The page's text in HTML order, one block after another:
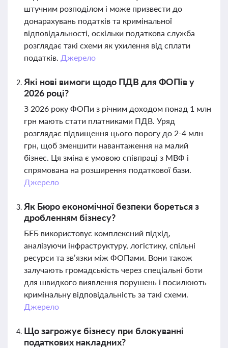
штучним розподілом і може призвести до
донарахувань податків та кримінальної
відповідальності, оскільки податкова служба
розглядає такі схеми як ухилення від сплати
податків. Джерело
Які нові вимоги щодо ПДВ для ФОПів у
2026 році?
З 2026 року ФОПи з річним доходом понад 1 млн
грн мають стати платниками ПДВ. Уряд
розглядає підвищення цього порогу до 2-4 млн
грн, щоб зменшити навантаження на малий
бізнес. Ця зміна є умовою співпраці з МВФ і
спрямована на розширення податкової бази.
Джерело
Як Бюро економічної безпеки бореться з
дробленням бізнесу?
БЕБ використовує комплексний підхід,
аналізуючи інфраструктуру, логістику, спільні
ресурси та зв’язки між ФОПами. Вони також
залучають громадськість через спеціальні боти
для швидкого виявлення порушень і посилюють
кримінальну відповідальність за такі схеми.
Джерело
Що загрожує бізнесу при блокуванні
податкових накладних?